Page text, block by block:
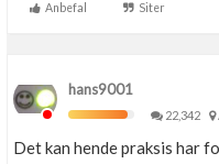
Anbefal Siter
hans9001
22,342
Det kan hende praksis har